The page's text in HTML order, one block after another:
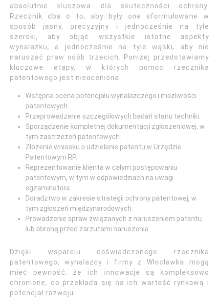
absolutnie kluczowa dla skuteczności ochrony.
Rzecznik dba o to, aby były one sformułowane w
sposób jasny, precyzyjny i jednocześnie na tyle
szeroki, aby objąć wszystkie istotne aspekty
wynalazku, a jednocześnie na tyle wąski, aby nie
naruszać praw osób trzecich. Poniżej przedstawiamy
kluczowe etapy, w których pomoc rzecznika
patentowego jest nieoceniona:
Wstępna ocena potencjału wynalazczego i możliwości
patentowych.
Przeprowadzenie szczegółowych badań stanu techniki.
Sporządzenie kompletnej dokumentacji zgłoszeniowej, w
tym zastrzeżeń patentowych.
Złożenie wniosku o udzielenie patentu w Urzędzie
Patentowym RP.
Reprezentowanie klienta w całym postępowaniu
patentowym, w tym w odpowiedziach na uwagi
egzaminatora.
Doradztwo w zakresie strategii ochrony patentowej, w
tym zgłoszeń międzynarodowych.
Prowadzenie spraw związanych z naruszeniem patentu
lub obroną przed zarzutami naruszenia.
Dzięki wsparciu doświadczonego rzecznika
patentowego, wynalazcy i firmy z Włocławka mogą
mieć pewność, że ich innowacje są kompleksowo
chronione, co przekłada się na ich wartość rynkową i
potencjał rozwoju.